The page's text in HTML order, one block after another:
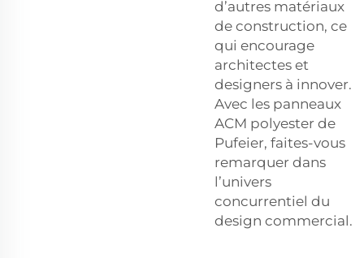
d’autres matériaux
de construction, ce
qui encourage
architectes et
designers à innover.
Avec les panneaux
ACM polyester de
Pufeier, faites-vous
remarquer dans
l’univers
concurrentiel du
design commercial.